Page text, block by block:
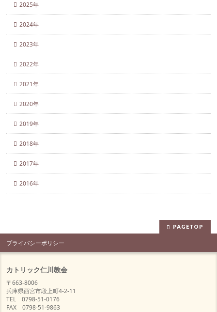
2025年
2024年
2023年
2022年
2021年
2020年
2019年
2018年
2017年
2016年
PAGETOP
プライバシーポリシー
カトリック仁川教会
〒663-8006
兵庫県西宮市段上町4-2-11
TEL 0798-51-0176
FAX 0798-51-9863